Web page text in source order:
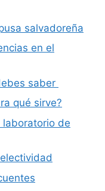
salvadoreña
en el
saber
qué sirve?
laboratorio de